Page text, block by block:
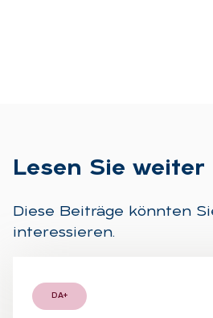
Le­sen Sie wei­ter
Diese Beiträge könnten
interessieren.
DA+